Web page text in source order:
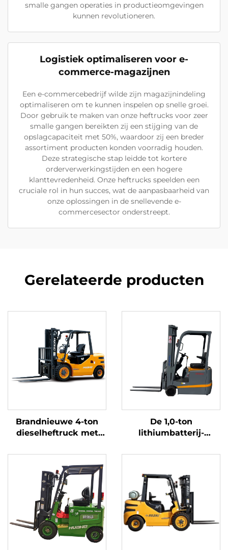
smalle gangen operaties in productieomgevingen
kunnen revolutioneren.
Logistiek optimaliseren voor e-
commerce-magazijnen
Een e-commercebedrijf wilde zijn magazijnindeling
optimaliseren om te kunnen inspelen op snelle groei.
Door gebruik te maken van onze heftrucks voor zeer
smalle gangen bereikten zij een stijging van de
opslagcapaciteit met 50%, waardoor zij een breder
assortiment producten konden voorradig houden.
Deze strategische stap leidde tot kortere
orderverwerkingstijden en een hogere
klanttevredenheid. Onze heftrucks speelden een
cruciale rol in hun succes, wat de aanpasbaarheid van
onze oplossingen in de snellevende e-
commercesector onderstreept.
Gerelateerde producten
Brandnieuwe 4-ton
dieselheftruck met
Japanse ISUZU-motor
De 1,0-ton
lithiumbatterij-
met lithiumbatterij,
is redelijk geprijsd